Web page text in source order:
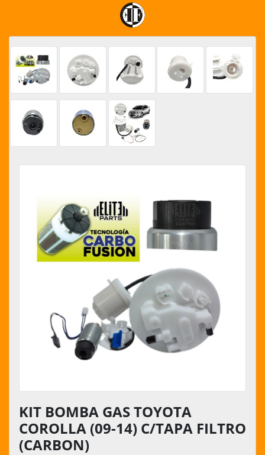
KIT BOMBA GAS TOYOTA
COROLLA (09-14) C/TAPA FILTRO
(CARBON)